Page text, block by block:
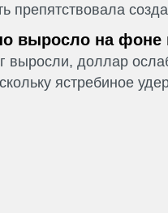
препятствовала
выросло на фоне
выросли, доллар
ястребиное